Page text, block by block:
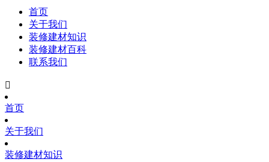
首页
关于我们
装修建材知识
装修建材百科
联系我们

首页
关于我们
装修建材知识